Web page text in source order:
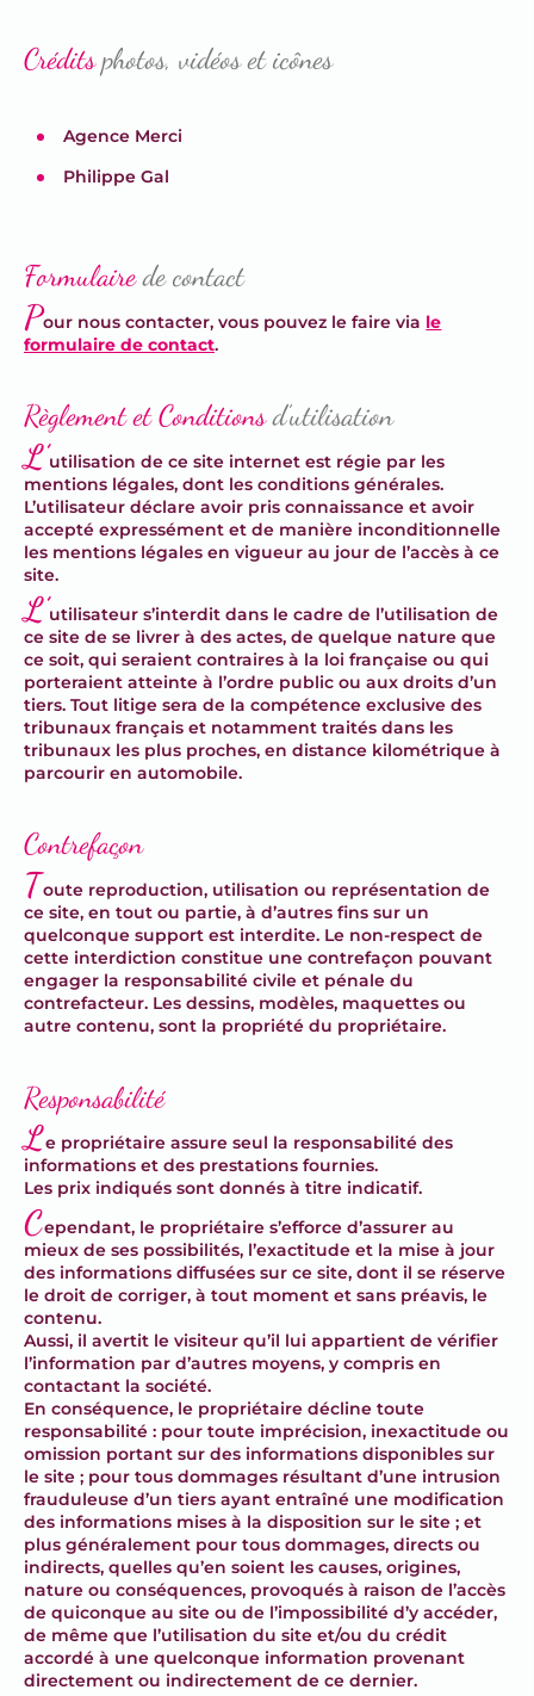
Créditsphotos, vidéos et icônes
Agence Merci
Philippe Gal
Formulairede contact
Pour nous contacter, vous pouvez le faire via le
formulaire de contact.
Règlement et Conditionsd’utilisation
L’ utilisation de ce site internet est régie par les
mentions légales, dont les conditions générales.
L’utilisateur déclare avoir pris connaissance et avoir
accepté expressément et de manière inconditionnelle
les mentions légales en vigueur au jour de l’accès à ce
site.
L’ utilisateur s’interdit dans le cadre de l’utilisation de
ce site de se livrer à des actes, de quelque nature que
ce soit, qui seraient contraires à la loi française ou qui
porteraient atteinte à l’ordre public ou aux droits d’un
tiers. Tout litige sera de la compétence exclusive des
tribunaux français et notamment traités dans les
tribunaux les plus proches, en distance kilométrique à
parcourir en automobile.
Contrefaçon
Toute reproduction, utilisation ou représentation de
ce site, en tout ou partie, à d’autres fins sur un
quelconque support est interdite. Le non-respect de
cette interdiction constitue une contrefaçon pouvant
engager la responsabilité civile et pénale du
contrefacteur. Les dessins, modèles, maquettes ou
autre contenu, sont la propriété du propriétaire.
Responsabilité
Le propriétaire assure seul la responsabilité des
informations et des prestations fournies.
Les prix indiqués sont donnés à titre indicatif.
Cependant, le propriétaire s’efforce d’assurer au
mieux de ses possibilités, l’exactitude et la mise à jour
des informations diffusées sur ce site, dont il se réserve
le droit de corriger, à tout moment et sans préavis, le
contenu.
Aussi, il avertit le visiteur qu’il lui appartient de vérifier
l’information par d’autres moyens, y compris en
contactant la société.
En conséquence, le propriétaire décline toute
responsabilité : pour toute imprécision, inexactitude ou
omission portant sur des informations disponibles sur
le site ; pour tous dommages résultant d’une intrusion
frauduleuse d’un tiers ayant entraîné une modification
des informations mises à la disposition sur le site ; et
plus généralement pour tous dommages, directs ou
indirects, quelles qu’en soient les causes, origines,
nature ou conséquences, provoqués à raison de l’accès
de quiconque au site ou de l’impossibilité d’y accéder,
de même que l’utilisation du site et/ou du crédit
accordé à une quelconque information provenant
directement ou indirectement de ce dernier.